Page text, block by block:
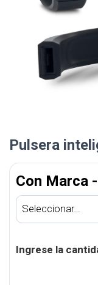
Pulsera
Con Marca
Ingrese la